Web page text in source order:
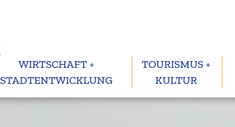
WIRTSCHAFT +
STADTENTWICKLUNG
TOURISMUS +
KULTUR